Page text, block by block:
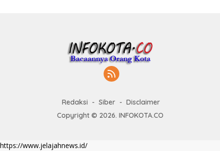
Redaksi Siber
Disclaimer
Copyright © 2026. INFOKOTA.CO
https://www.jelajahnews.id/